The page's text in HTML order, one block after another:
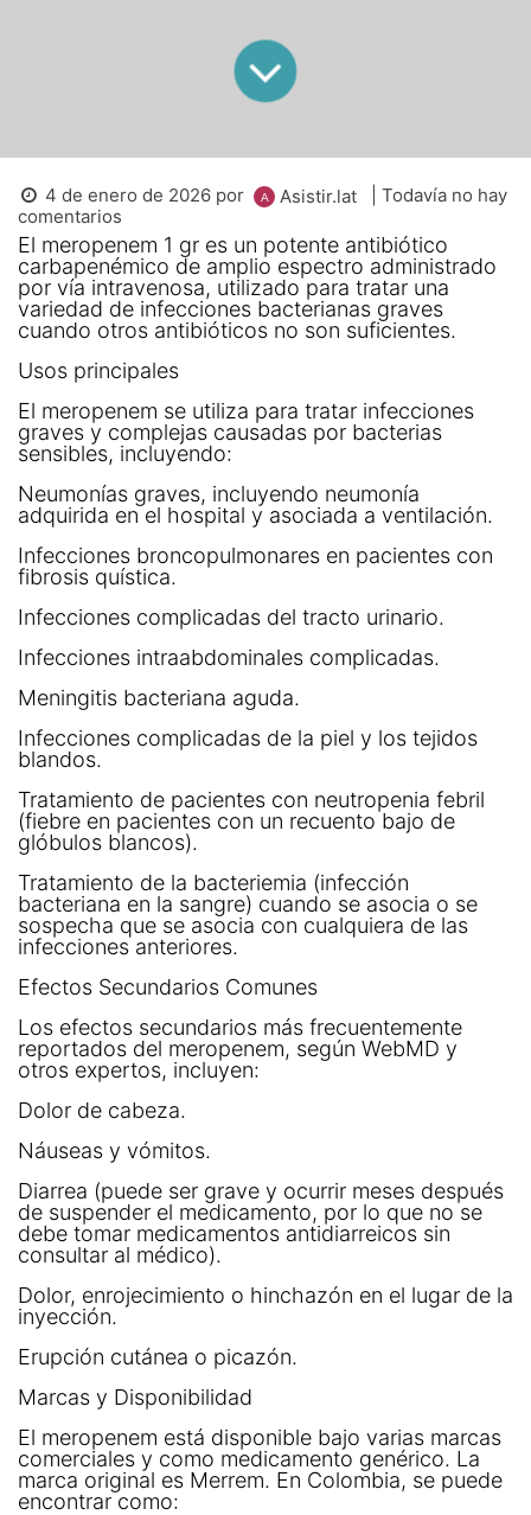
4 de enero de 2026 por Asistir.lat
| Todavía no hay
comentarios
El meropenem 1 gr es un potente antibiótico
carbapenémico de amplio espectro administrado
por vía intravenosa, utilizado para tratar una
variedad de infecciones bacterianas graves
cuando otros antibióticos no son suficientes.
Usos principales
El meropenem se utiliza para tratar infecciones
graves y complejas causadas por bacterias
sensibles, incluyendo:
Neumonías graves, incluyendo neumonía
adquirida en el hospital y asociada a ventilación.
Infecciones broncopulmonares en pacientes con
fibrosis quística.
Infecciones complicadas del tracto urinario.
Infecciones intraabdominales complicadas.
Meningitis bacteriana aguda.
Infecciones complicadas de la piel y los tejidos
blandos.
Tratamiento de pacientes con neutropenia febril
(fiebre en pacientes con un recuento bajo de
glóbulos blancos).
Tratamiento de la bacteriemia (infección
bacteriana en la sangre) cuando se asocia o se
sospecha que se asocia con cualquiera de las
infecciones anteriores.
Efectos Secundarios Comunes
Los efectos secundarios más frecuentemente
reportados del meropenem, según WebMD y
otros expertos, incluyen:
Dolor de cabeza.
Náuseas y vómitos.
Diarrea (puede ser grave y ocurrir meses después
de suspender el medicamento, por lo que no se
debe tomar medicamentos antidiarreicos sin
consultar al médico).
Dolor, enrojecimiento o hinchazón en el lugar de la
inyección.
Erupción cutánea o picazón.
Marcas y Disponibilidad
El meropenem está disponible bajo varias marcas
comerciales y como medicamento genérico. La
marca original es Merrem. En Colombia, se puede
encontrar como: